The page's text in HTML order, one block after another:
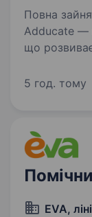
Повна
Adducate —
що розвиває
5 год. тому
EVA,